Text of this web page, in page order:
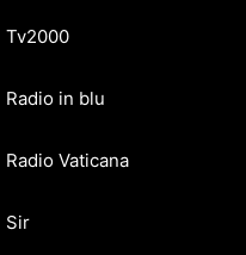
Tv2000
Radio in blu
Radio Vaticana
Sir